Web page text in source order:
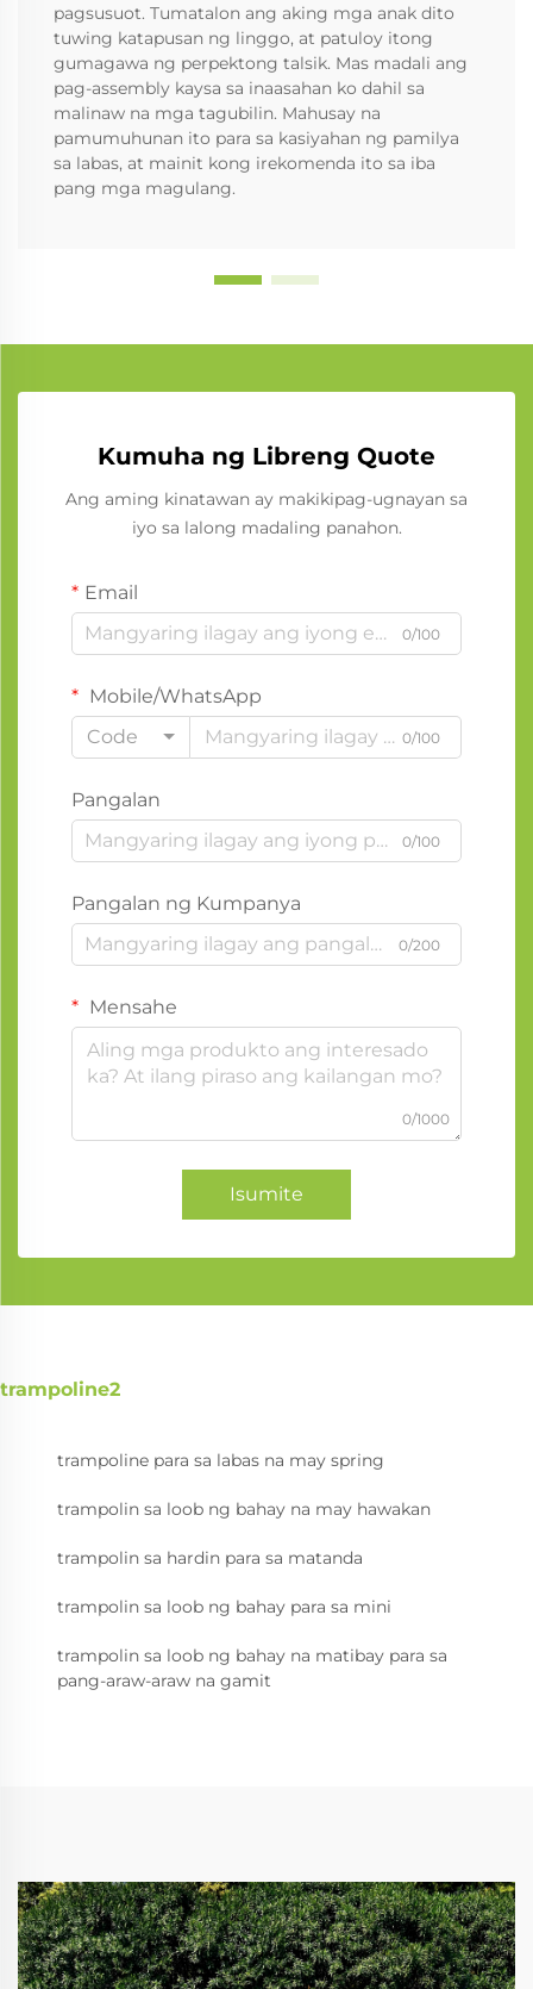
pagsusuot. Tumatalon ang aking mga anak dito
tuwing katapusan ng linggo, at patuloy itong
gumagawa ng perpektong talsik. Mas madali ang
pag-assembly kaysa sa inaasahan ko dahil sa
malinaw na mga tagubilin. Mahusay na
pamumuhunan ito para sa kasiyahan ng pamilya
sa labas, at mainit kong irekomenda ito sa iba
pang mga magulang.
Kumuha ng Libreng Quote
Ang aming kinatawan ay makikipag-ugnayan sa
iyo sa lalong madaling panahon.
Email
0/100
Mobile/WhatsApp
Code
0/100
Pangalan
0/100
Pangalan ng Kumpanya
0/200
Mensahe
0/1000
Isumite
trampoline2
trampoline para sa labas na may spring
trampolin sa loob ng bahay na may hawakan
trampolin sa hardin para sa matanda
trampolin sa loob ng bahay para sa mini
trampolin sa loob ng bahay na matibay para sa
pang-araw-araw na gamit